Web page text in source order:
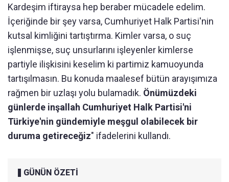
Kardeşim iftiraysa hep beraber mücadele edelim.
İçeriğinde bir şey varsa, Cumhuriyet Halk Partisi'nin
kutsal kimliğini tartıştırma. Kimler varsa, o suç
işlenmişse, suç unsurlarını işleyenler kimlerse
partiyle ilişkisini keselim ki partimiz kamuoyunda
tartışılmasın. Bu konuda maalesef bütün arayışımıza
rağmen bir uzlaşı yolu bulamadık. Önümüzdeki
günlerde inşallah Cumhuriyet Halk Partisi'ni
Türkiye'nin gündemiyle meşgul olabilecek bir
duruma getireceğiz" ifadelerini kullandı.
GÜNÜN ÖZETİ